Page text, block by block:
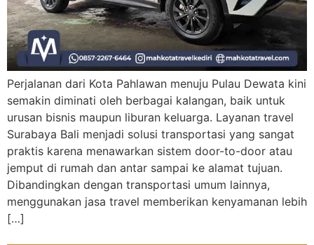
Perjalanan dari Kota Pahlawan menuju Pulau Dewata kini
semakin diminati oleh berbagai kalangan, baik untuk
urusan bisnis maupun liburan keluarga. Layanan travel
Surabaya Bali menjadi solusi transportasi yang sangat
praktis karena menawarkan sistem door-to-door atau
jemput di rumah dan antar sampai ke alamat tujuan.
Dibandingkan dengan transportasi umum lainnya,
menggunakan jasa travel memberikan kenyamanan lebih
[…]